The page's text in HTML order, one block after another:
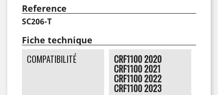
Reference
SC206-T
Fiche technique
COMPATIBILITÉ CRF1100 2020
CRF1100 2021
CRF1100 2022
CRF1100 2023